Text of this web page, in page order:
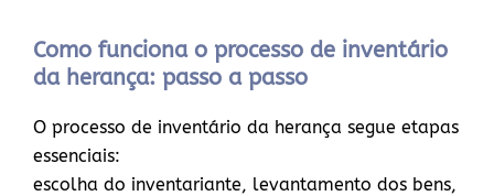
Como funciona o processo de inventário
da herança: passo a passo
O processo de inventário da herança segue etapas
essenciais:
escolha do inventariante, levantamento dos bens,